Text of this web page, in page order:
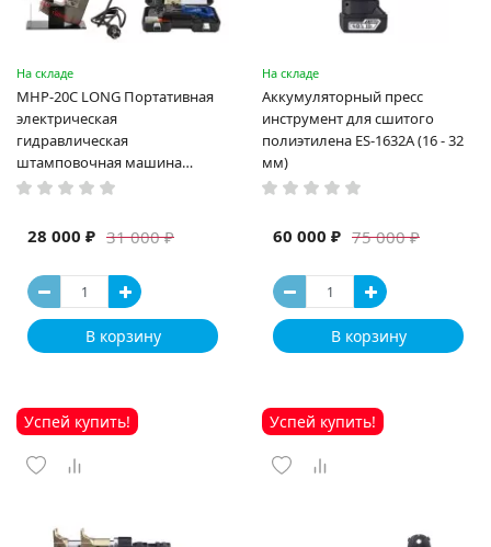
На складе
MHP-20C LONG Портативная
электрическая
гидравлическая
штамповочная машина
высокая мощность и мощный
машина
31 000 ₽
28 000 ₽
В корзину
На складе
Аккумуляторный пресс
инструмент для сшитого
полиэтилена ES-1632A (16 - 32
мм)
75 000 ₽
60 000 ₽
В корзину
Успей купить! Успей купить!